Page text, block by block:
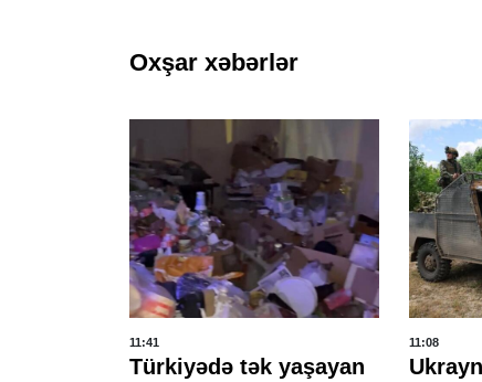
Oxşar xəbərlər
11:41
Türkiyədə tək yaşayan
11:08